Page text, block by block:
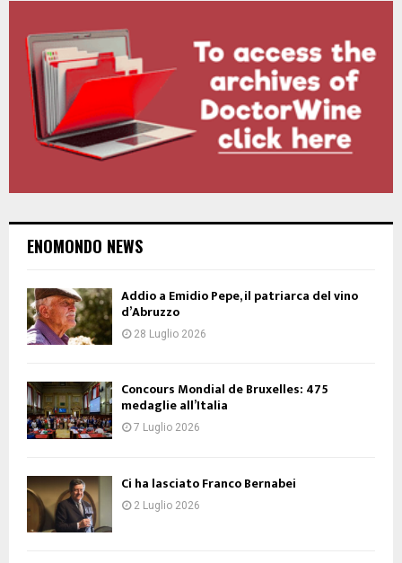
ENOMONDO NEWS
Addio a Emidio Pepe, il patriarca del vino
d’Abruzzo
28 Luglio 2026
Concours Mondial de Bruxelles: 475
medaglie all’Italia
7 Luglio 2026
Ci ha lasciato Franco Bernabei
2 Luglio 2026